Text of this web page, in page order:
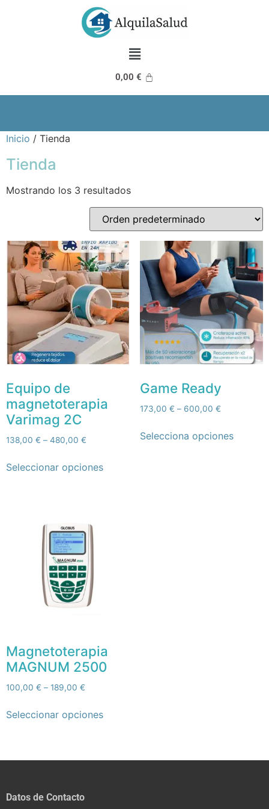
0,00€
Inicio / Tienda
Tienda
Mostrando los 3 resultados
Equipo de
magnetoterapia
Varimag 2C
138,00 € – 480,00 €
Seleccionar opciones
Game Ready
173,00 € – 600,00 €
Selecciona opciones
Magnetoterapia
MAGNUM 2500
100,00 € – 189,00 €
Seleccionar opciones
Datos de Contacto